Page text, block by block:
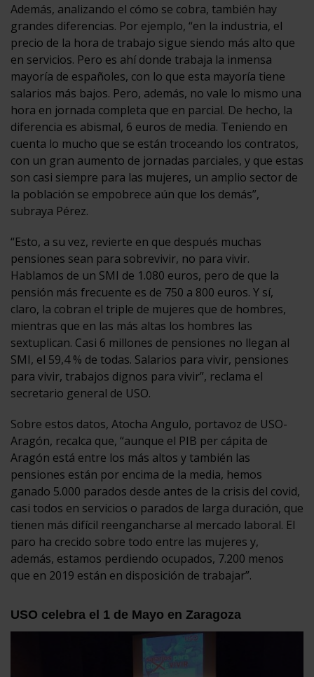
Además, analizando el cómo se cobra, también hay
grandes diferencias. Por ejemplo, “en la industria, el
precio de la hora de trabajo sigue siendo más alto que
en servicios. Pero es ahí donde trabaja la inmensa
mayoría de españoles, con lo que esta mayoría tiene
salarios más bajos. Pero, además, no vale lo mismo una
hora en jornada completa que en parcial. De hecho, la
diferencia es abismal, 6 euros de media. Teniendo en
cuenta lo mucho que se están troceando los contratos,
con un gran aumento de jornadas parciales, y que estas
son casi siempre para las mujeres, un amplio sector de
la población se empobrece aún que los demás”,
subraya Pérez.
“Esto, a su vez, revierte en que después muchas
pensiones sean para sobrevivir, no para vivir.
Hablamos de un SMI de 1.080 euros, pero de que la
pensión más frecuente es de 750 a 800 euros. Y sí,
claro, la cobran el triple de mujeres que de hombres,
mientras que en las más altas los hombres las
sextuplican. Casi 6 millones de pensiones no llegan al
SMI, el 59,4 % de todas. Salarios para vivir, pensiones
para vivir, trabajos dignos para vivir”, reclama el
secretario general de USO.
Sobre estos datos, Atocha Angulo, portavoz de USO-
Aragón, recalca que, “aunque el PIB per cápita de
Aragón está entre los más altos y también las
pensiones están por encima de la media, hemos
ganado 5.000 parados desde antes de la crisis del covid,
casi todos en servicios o parados de larga duración, que
tienen más difícil reengancharse al mercado laboral. El
paro ha crecido sobre todo entre las mujeres y,
además, estamos perdiendo ocupados, 7.200 menos
que en 2019 están en disposición de trabajar”.
USO celebra el 1 de Mayo en Zaragoza